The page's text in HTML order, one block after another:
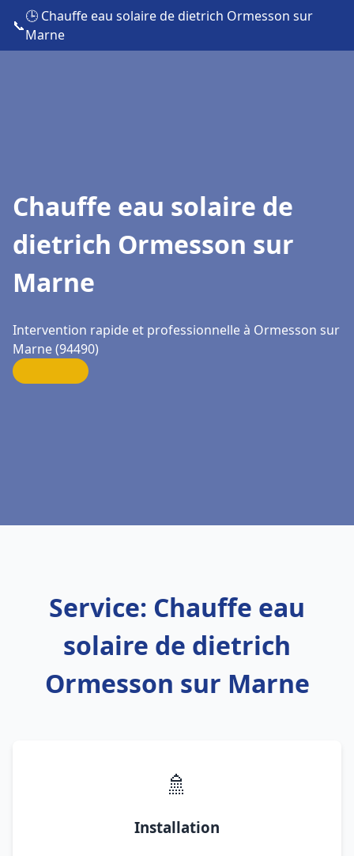
📞
🕒 Chauffe eau solaire de dietrich Ormesson sur
Marne
Chauffe eau solaire de
dietrich Ormesson sur
Marne
Intervention rapide et professionnelle à Ormesson sur
Marne (94490)
Service: Chauffe eau
solaire de dietrich
Ormesson sur Marne
🚿
Installation